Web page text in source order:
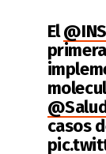
El
casos